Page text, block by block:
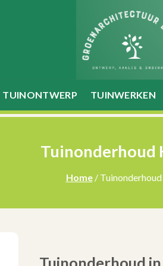
TUINONTWERP TUINWERKEN
Tuinonderhoud
Home/
Tuinonderhoud